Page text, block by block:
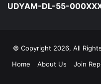
UDYAM-DL-55-
© Copyright 2026, All
Home
About Us Join